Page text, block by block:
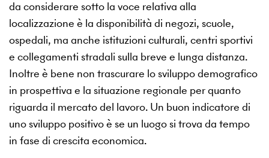
da considerare sotto la voce relativa alla
localizzazione è la disponibilità di negozi, scuole,
ospedali, ma anche istituzioni culturali, centri sportivi
e collegamenti stradali sulla breve e lunga distanza.
Inoltre è bene non trascurare lo sviluppo demografico
in prospettiva e la situazione regionale per quanto
riguarda il mercato del lavoro. Un buon indicatore di
uno sviluppo positivo è se un luogo si trova da tempo
in fase di crescita economica.